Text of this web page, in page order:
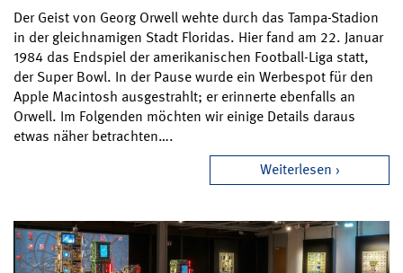
Der Geist von Georg Orwell wehte durch das Tampa-Stadion
in der gleichnamigen Stadt Floridas. Hier fand am 22. Januar
1984 das Endspiel der amerikanischen Football-Liga statt,
der Super Bowl. In der Pause wurde ein Werbespot für den
Apple Macintosh ausgestrahlt; er erinnerte ebenfalls an
Orwell. Im Folgenden möchten wir einige Details daraus
etwas näher betrachten….
Weiterlesen